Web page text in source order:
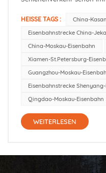
wurde mit der
Belt, One Road“-Initiative
zwischen China und
HEISSE TAGS :
China-
Eisenbahnstrecke China-
China-Moskau-Eisenbahn
Xiamen-St.Petersburg-
Guangzhou-Moskau-
Eisenbahnstrecke
Qingdao-Moskau-Eisenbahn
WEITERLESEN